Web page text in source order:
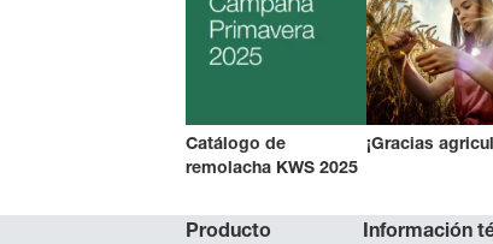
Catálogo de
remolacha KWS 2025
¡Gracias
Producto Información